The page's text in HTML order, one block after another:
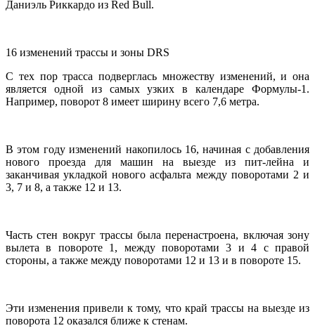
Даниэль Риккардо из Red Bull.
16 изменений трассы и зоны DRS
С тех пор трасса подверглась множеству изменений, и она
является одной из самых узких в календаре Формулы-1.
Например, поворот 8 имеет ширину всего 7,6 метра.
В этом году изменений накопилось 16, начиная с добавления
нового проезда для машин на выезде из пит-лейна и
заканчивая укладкой нового асфальта между поворотами 2 и
3, 7 и 8, а также 12 и 13.
Часть стен вокруг трассы была перенастроена, включая зону
вылета в повороте 1, между поворотами 3 и 4 с правой
стороны, а также между поворотами 12 и 13 и в повороте 15.
Эти изменения привели к тому, что край трассы на выезде из
поворота 12 оказался ближе к стенам.